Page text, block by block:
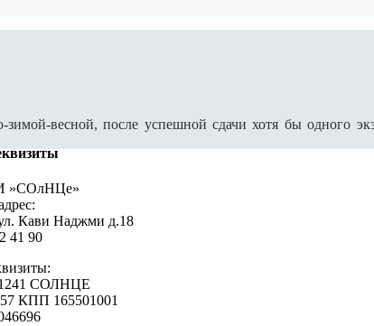
весной, после успешной сдачи хотя бы одного
Кави Наджми д.18
41 90
СОЛНЦЕ
КПП 165501001